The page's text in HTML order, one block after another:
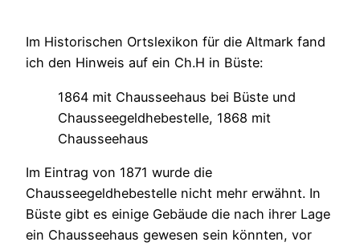
Im Historischen Ortslexikon für die Altmark fand
ich den Hinweis auf ein Ch.H in Büste:
1864 mit Chausseehaus bei Büste und
Chausseegeldhebestelle, 1868 mit
Chausseehaus
Im Eintrag von 1871 wurde die
Chausseegeldhebestelle nicht mehr erwähnt. In
Büste gibt es einige Gebäude die nach ihrer Lage
ein Chausseehaus gewesen sein könnten, vor